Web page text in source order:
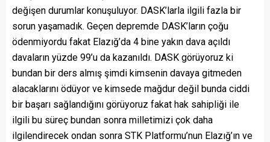
değişen durumlar konuşuluyor. DASK’larla ilgili fazla bir
sorun yaşamadık. Geçen depremde DASK’ların çoğu
ödenmiyordu fakat Elazığ’da 4 bine yakın dava açıldı
davaların yüzde 99’u da kazanıldı. DASK görüyoruz ki
bundan bir ders almış şimdi kimsenin davaya gitmeden
alacaklarını ödüyor ve kimsede mağdur değil bunda ciddi
bir başarı sağlandığını görüyoruz fakat hak sahipliği ile
ilgili bu süreç bundan sonra milletimizi çok daha
ilgilendirecek ondan sonra STK Platformu’nun Elazığ’ın ve